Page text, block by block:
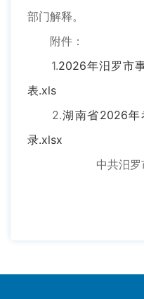
部门解释。
附件：
1.2026年汨罗市
表.xls
2.湖南省2026年
录.xlsx
中共汨罗